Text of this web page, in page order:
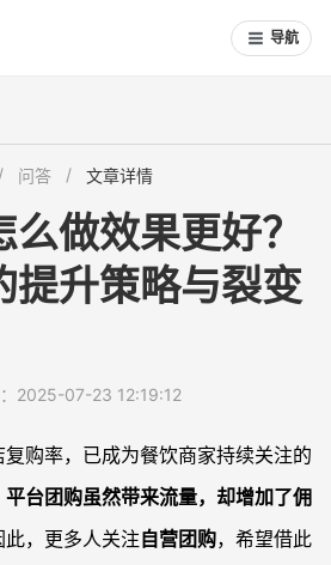
导航
享，如何实现用户增长？
店长期客流增长？
普通门店能做吗？
单影响活动效果？
款菜品？推荐腊肉火锅的理由？
问答 文章详情
做效果更好？
提升策略与裂变
2025-07-23 12:19:12
购率，已成为餐饮商家持续关注的
平台团购虽然带来流量，却增加了佣
此，更多人关注自营团购，希望借此